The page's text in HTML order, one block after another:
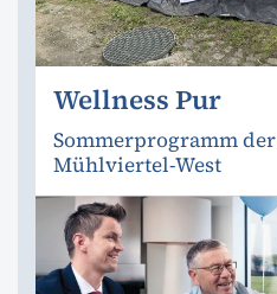
Wellness Pur
Sommerprogramm der
Mühlviertel-West